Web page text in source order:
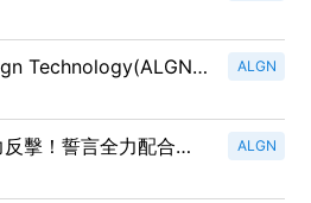
注
Technology(ALGN)
程序性、市場解讀風險
ALGN
擊！誓言全力配合歐
ALGN